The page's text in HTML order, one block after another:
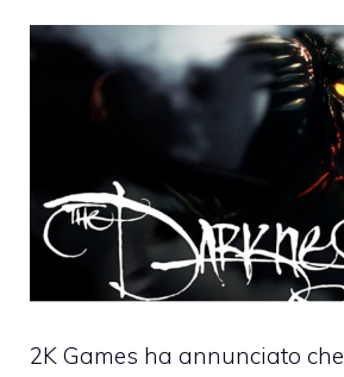
2K Games ha annunciato che